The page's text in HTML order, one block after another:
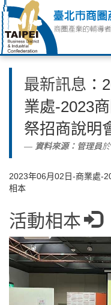
最新訊息
業處-2023
祭招商說明
資料來源： 管理員
2023年06月02日-商業處-
相本
活動相本